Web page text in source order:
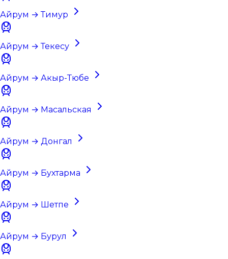
Айрум → Тимур
Айрум → Текесу
Айрум → Акыр-Тюбе
Айрум → Масальская
Айрум → Донгал
Айрум → Бухтарма
Айрум → Шетпе
Айрум → Бурул